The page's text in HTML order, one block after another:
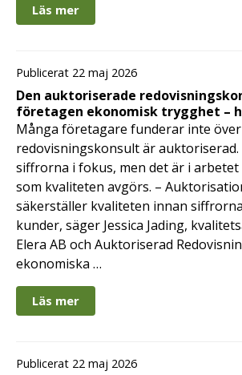
Läs mer
Publicerat 22 maj 2026
Den auktoriserade
företagen ekonomisk trygghet –
Många företagare funderar inte
redovisningskonsult är
siffrorna i fokus, men det är i
som kvaliteten avgörs. –
säkerställer kvaliteten innan
kunder, säger Jessica Jading,
Elera AB och Auktoriserad
ekonomiska …
Läs mer
Publicerat 22 maj 2026